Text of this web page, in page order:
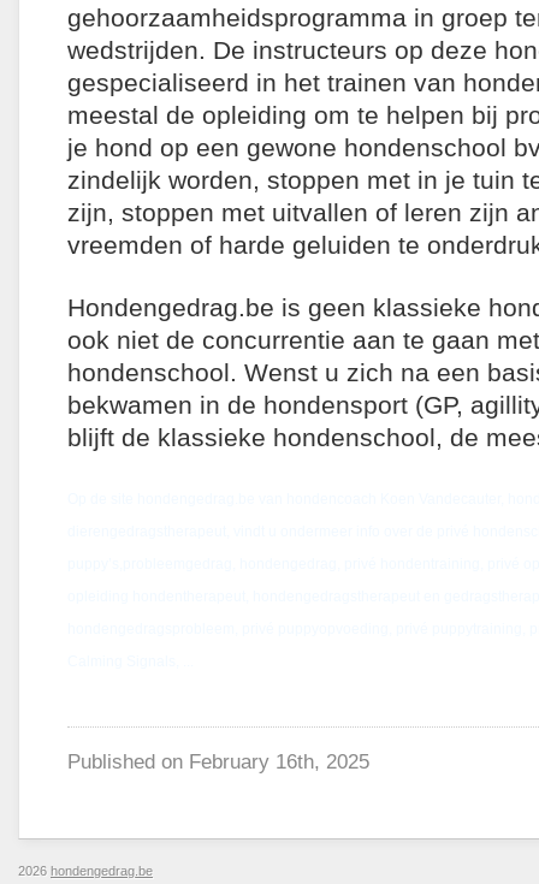
gehoorzaamheidsprogramma in groep
wedstrijden. De instructeurs op deze
gespecialiseerd in het trainen van
meestal de opleiding om te helpen bij
je hond op een gewone hondenschool
zindelijk worden, stoppen met in je tuin
zijn, stoppen met uitvallen of leren zijn
vreemden of harde geluiden te
Hondengedrag.be is geen klassieke
ook niet de concurrentie aan te gaan
hondenschool. Wenst u zich na een
bekwamen in de hondensport (GP,
blijft de klassieke hondenschool, de
Published on February 16th, 2025
2026 hondengedrag.be